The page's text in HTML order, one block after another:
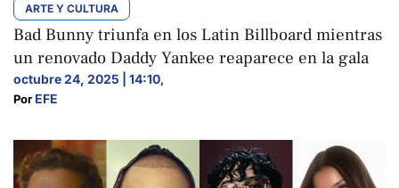
ARTE Y CULTURA
Bad Bunny triunfa en los Latin Billboard mientras
un renovado Daddy Yankee reaparece en la gala
octubre 24, 2025 | 14:10,
Por EFE